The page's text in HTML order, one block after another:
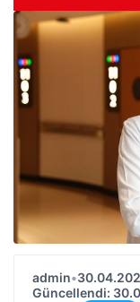
admin•
Güncellendi: